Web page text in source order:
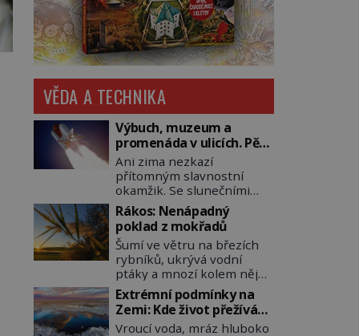
VĚDA A TECHNIKA
Výbuch, muzeum a
promenáda v ulicích. Pět
osudů nejslavnějších
raketoplánů
Ani zima nezkazí
přítomným slavnostní
okamžik. Se slunečními
brýlemi hledí na startující
raketu, která má do
vesmíru vynést kromě
posádky také obyčejnou
učitelku. Po několika
sekundách všem ztuhnou
úsměvy, stroj totiž
exploduje. Jejich
konstrukce není z levného
Rákos: Nenápadný
poklad z mokřadů
Šumí ve větru na březích
rybníků, ukrývá vodní
ptáky a mnozí kolem něj
procházejí bez povšimnutí.
Přesto právě rákos
pomáhal stavět domy,
vyrábět lodě, zapisovat
Extrémní podmínky na
Zemi: Kde život přežívá
navzdory všemu
Vroucí voda, mráz hluboko